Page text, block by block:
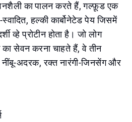
का पालन करते हैं, गल्फ़ूड एक
हल्की कार्बोनेटेड पेय जिसमें
व्हे प्रोटीन होता है। जो लोग
सेवन करना चाहते हैं, वे तीन
अदरक, रक्त नारंगी-जिनसेंग और